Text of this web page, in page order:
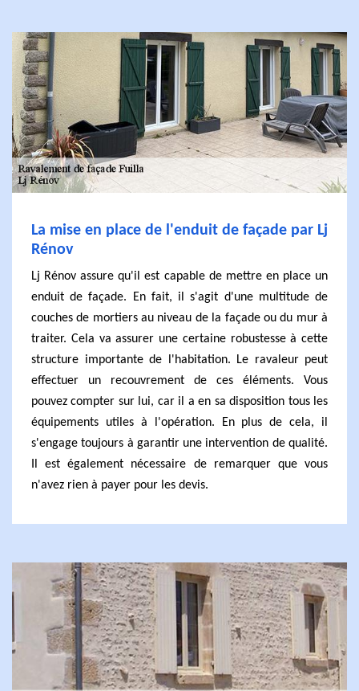
La mise en place de l'enduit de façade par Lj
Rénov
Lj Rénov assure qu'il est capable de mettre en place un
enduit de façade. En fait, il s'agit d'une multitude de
couches de mortiers au niveau de la façade ou du mur à
traiter. Cela va assurer une certaine robustesse à cette
structure importante de l'habitation. Le ravaleur peut
effectuer un recouvrement de ces éléments. Vous
pouvez compter sur lui, car il a en sa disposition tous les
équipements utiles à l'opération. En plus de cela, il
s'engage toujours à garantir une intervention de qualité.
Il est également nécessaire de remarquer que vous
n'avez rien à payer pour les devis.